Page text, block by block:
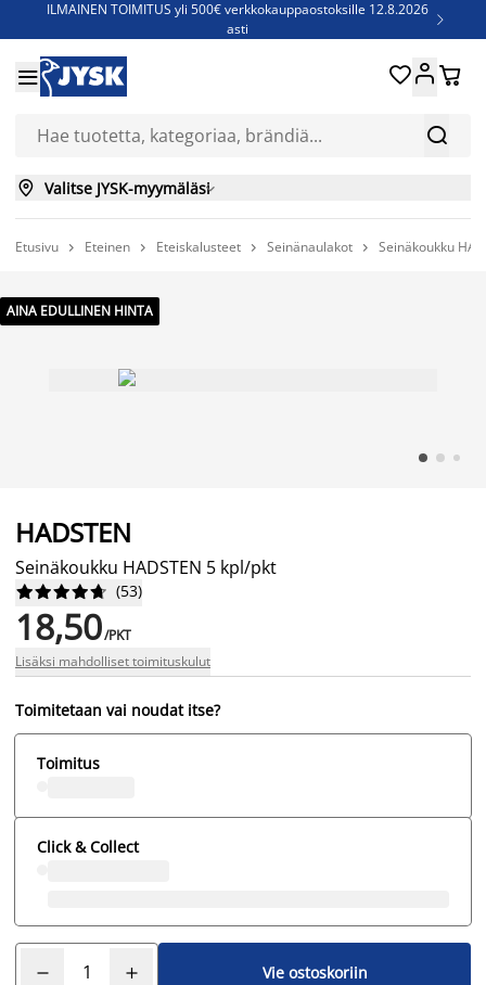
ILMAINEN TOIMITUS yli 500€ verkkokauppaostoksille 12.8.2026
asti

Jenkkisänkyjä - Säästä jopa 60%


 
 Valitse JYSK-myymäläsi
Etusivu  Eteinen  Eteiskalusteet  Seinänaulakot  Seinäkoukku
AINA EDULLINEN HINTA
HADSTEN
Seinäkoukku HADSTEN 5 kpl/pkt





 (53)
18,50/PKT
Lisäksi mahdolliset toimituskulut
Toimitetaan vai noudat itse?
Toimitus
Click & Collect
Vie ostoskoriin